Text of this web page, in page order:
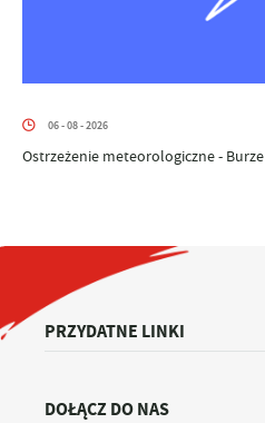
06 - 08 - 2026
Ostrzeżenie meteorologiczne - Burze
PRZYDATNE LINKI
DOŁĄCZ DO NAS